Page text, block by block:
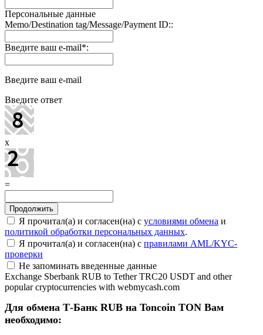
Персональные данные
Memo/Destination tag/Message/Payment ID::
Введите ваш e-mail*:
Введите ваш e-mail
Введите ответ
x
=
Я прочитал(а) и согласен(на) с условиями обмена и
политикой обработки персональных данных.
Я прочитал(а) и согласен(на) с правилами AML/KYC-
проверки
Не запоминать введенные данные
Exchange Sberbank RUB to Tether TRC20 USDT and other
popular cryptocurrencies with webmycash.com
Для обмена Т-Банк RUB на Toncoin TON Вам
необходимо: